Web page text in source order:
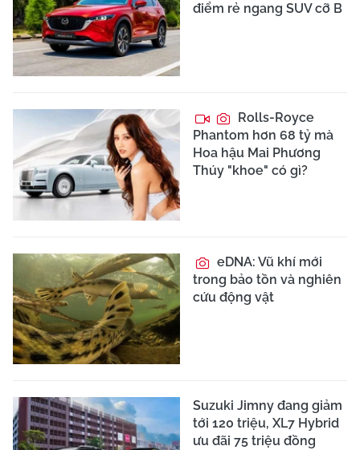
điểm rẻ ngang SUV cỡ B
Rolls-Royce
Phantom hơn 68 tỷ mà
Hoa hậu Mai Phương
Thúy "khoe" có gì?
eDNA: Vũ khí mới
trong bảo tồn và nghiên
cứu động vật
Suzuki Jimny đang giảm
tới 120 triệu, XL7 Hybrid
ưu đãi 75 triệu đồng